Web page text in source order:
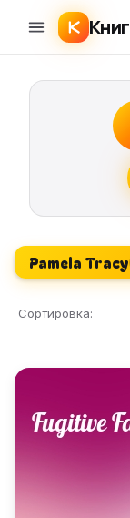
Книг
Pamela Tracy
Сортировка: